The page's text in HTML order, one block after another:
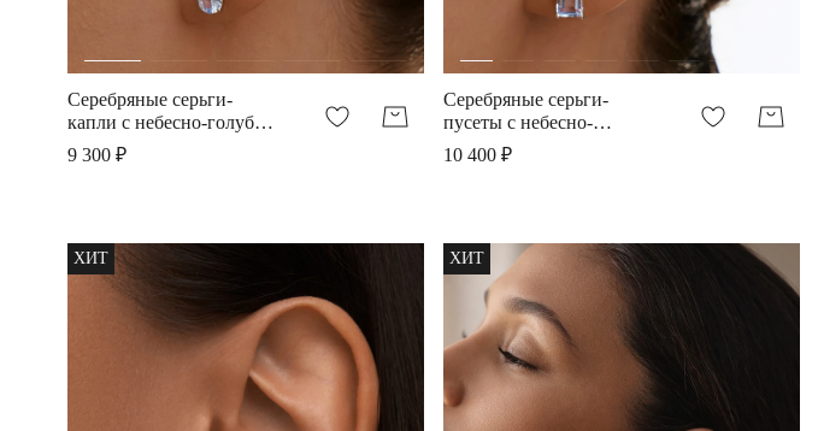
Серебряные серьги-
капли с небесно-голубой
шпинелью
9 300 ₽
Серебряные серьги-
пусеты с небесно-
голубой шпинелью
10 400 ₽
ХИТ ХИТ